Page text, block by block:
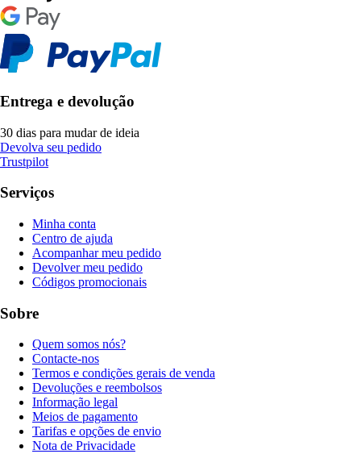
Entrega e devolução
30 dias para mudar de ideia
Devolva seu pedido
Trustpilot
Serviços
Minha conta
Centro de ajuda
Acompanhar meu pedido
Devolver meu pedido
Códigos promocionais
Sobre
Quem somos nós?
Contacte-nos
Termos e condições gerais de venda
Devoluções e reembolsos
Informação legal
Meios de pagamento
Tarifas e opções de envio
Nota de Privacidade